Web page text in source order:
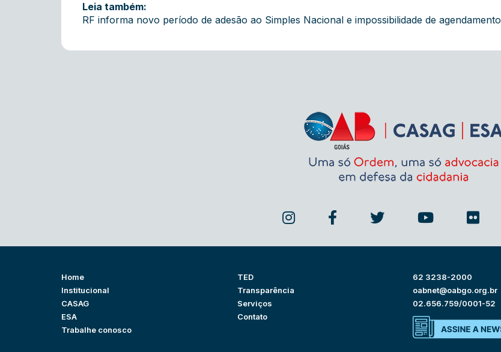
Leia também:
RF informa novo período de adesão ao Simples Nacional e impossibilidade de agendamento
Home
Institucional
CASAG
ESA
Trabalhe conosco
TED
Transparência
Serviços
Contato
62 3238-2000
oabnet@oabgo.org.br
02.656.759/0001-52